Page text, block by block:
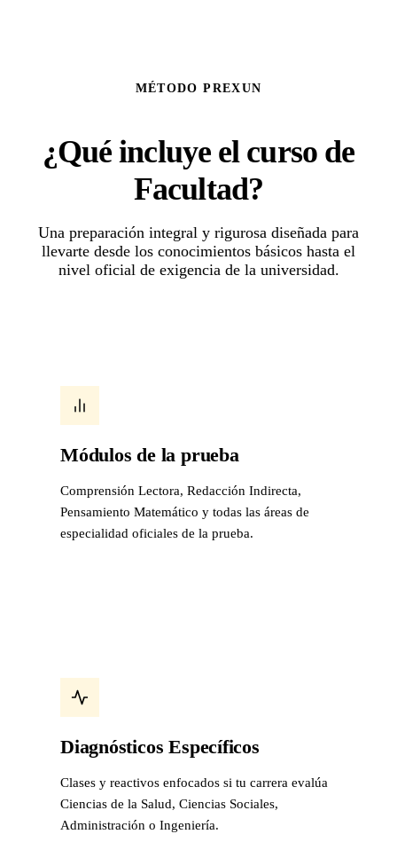
MÉTODO PREXUN
¿Qué incluye el curso de
Facultad?
Una preparación integral y rigurosa diseñada para
llevarte desde los conocimientos básicos hasta el
nivel oficial de exigencia de la universidad.
Módulos de la prueba
Comprensión Lectora, Redacción Indirecta,
Pensamiento Matemático y todas las áreas de
especialidad oficiales de la prueba.
Diagnósticos Específicos
Clases y reactivos enfocados si tu carrera evalúa
Ciencias de la Salud, Ciencias Sociales,
Administración o Ingeniería.